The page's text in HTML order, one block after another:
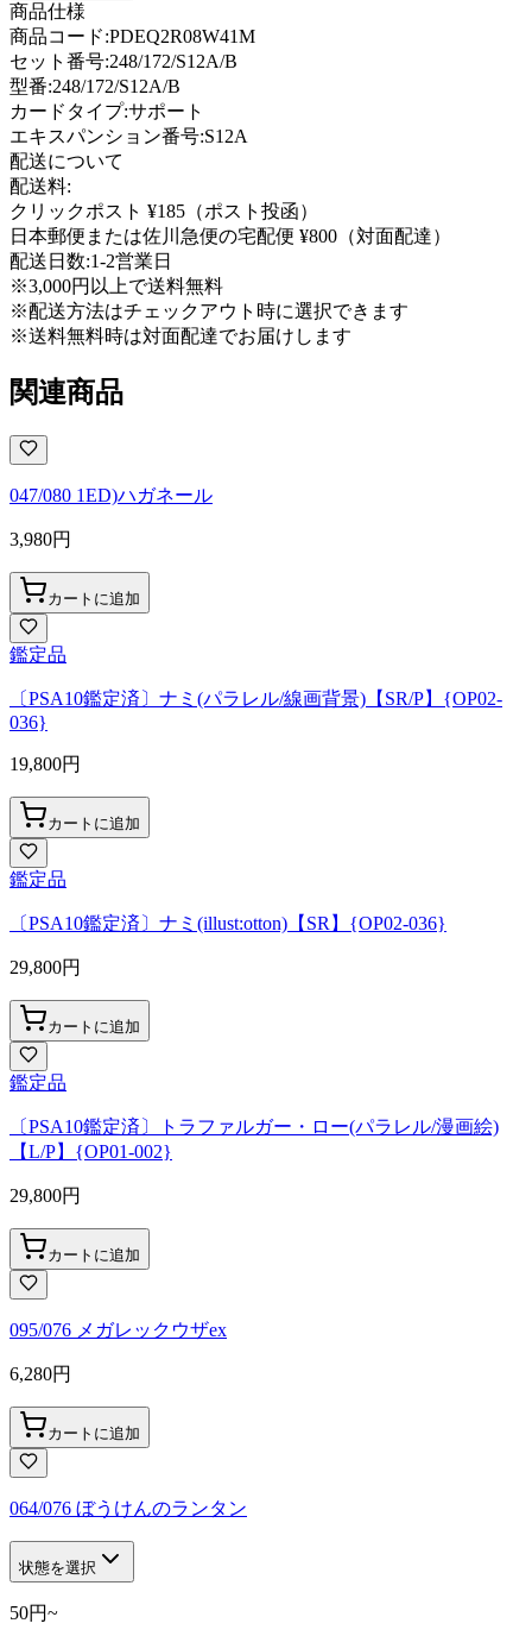
商品仕様
商品コード:PDEQ2R08W41M
セット番号:248/172/S12A/B
型番:248/172/S12A/B
カードタイプ:サポート
エキスパンション番号:S12A
配送について
配送料:
クリックポスト ¥185（ポスト投函）
日本郵便または佐川急便の宅配便 ¥800（対面配達）
配送日数:1-2営業日
※3,000円以上で送料無料
※配送方法はチェックアウト時に選択できます
※送料無料時は対面配達でお届けします
関連商品
047/080 1ED)ハガネール
3,980円
カートに追加
鑑定品
〔PSA10鑑定済〕ナミ(パラレル/線画背景)【SR/P】{OP02-
036}
19,800円
カートに追加
鑑定品
〔PSA10鑑定済〕ナミ(illust:otton)【SR】{OP02-036}
29,800円
カートに追加
鑑定品
〔PSA10鑑定済〕トラファルガー・ロー(パラレル/漫画絵)
【L/P】{OP01-002}
29,800円
カートに追加
095/076 メガレックウザex
6,280円
カートに追加
064/076 ぼうけんのランタン
状態を選択
50円~